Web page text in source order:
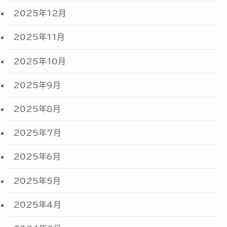
2025年12月
2025年11月
2025年10月
2025年9月
2025年8月
2025年7月
2025年6月
2025年5月
2025年4月